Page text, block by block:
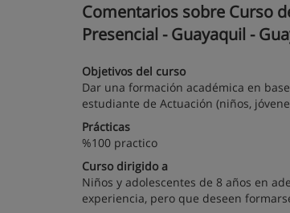
Comentarios sobre Curso
Presencial - Guayaquil -
Objetivos del curso
Dar una formación académica en
estudiante de Actuación (niños,
Prácticas
%100 practico
Curso dirigido a
Niños y adolescentes de 8 años en
experiencia, pero que deseen